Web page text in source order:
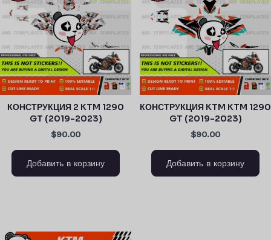
КОНСТРУКЦИЯ 2 KTM 1290
GT (2019-2023)
$90.00
Добавить в корзину
КОНСТРУКЦИЯ KTM KTM 1290
GT (2019-2023)
$90.00
Добавить в корзину